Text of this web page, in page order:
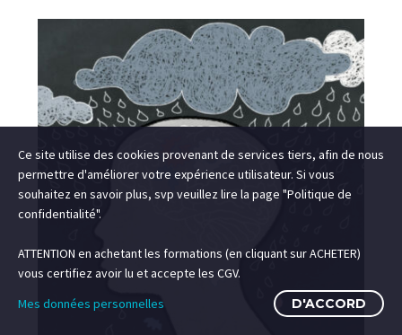
Ce site utilise des cookies provenant de services tiers, afin de nous
permettre d'améliorer votre expérience utilisateur. Si vous
souhaitez en savoir plus, svp veuillez lire la page "Politique de
confidentialité".
ATTENTION en achetant les formations (en cliquant sur ACHETER)
vous certifiez avoir lu et accepte les CGV.
Mes données personnelles
D'ACCORD